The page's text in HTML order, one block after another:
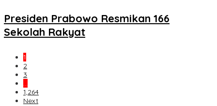
Presiden Prabowo Resmikan 166
Sekolah Rakyat
1
2
3
…
1,264
Next